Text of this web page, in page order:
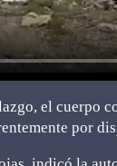
el cuerpo
por